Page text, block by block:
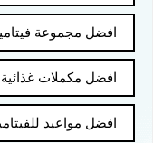
افضل مجموعة
افضل مكملات
افضل مواعيد